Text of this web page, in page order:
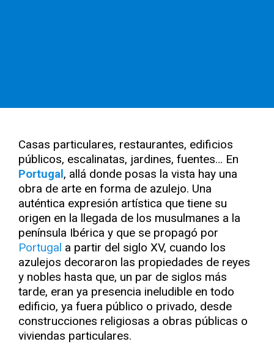
Casas particulares, restaurantes, edificios
públicos, escalinatas, jardines, fuentes… En
Portugal, allá donde posas la vista hay una
obra de arte en forma de azulejo. Una
auténtica expresión artística que tiene su
origen en la llegada de los musulmanes a la
península Ibérica y que se propagó por
Portugal a partir del siglo XV, cuando los
azulejos decoraron las propiedades de reyes
y nobles hasta que, un par de siglos más
tarde, eran ya presencia ineludible en todo
edificio, ya fuera público o privado, desde
construcciones religiosas a obras públicas o
viviendas particulares.